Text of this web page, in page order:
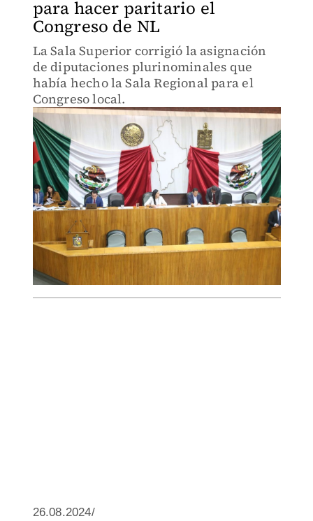
para hacer paritario el
Congreso de NL
La Sala Superior corrigió la asignación
de diputaciones plurinominales que
había hecho la Sala Regional para el
Congreso local.
26.08.2024/